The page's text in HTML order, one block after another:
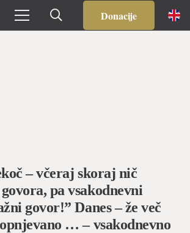
Donacije
– včeraj skoraj nič
pa vsakodnevni
govor!” Danes – že več
… – vsakodnevno